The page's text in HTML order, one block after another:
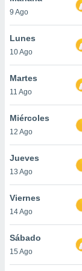
y
en
más
de
cookies
aceptar
9 Ago
Lunes
10 Ago
Martes
11 Ago
Miércoles
12 Ago
Jueves
13 Ago
Viernes
14 Ago
Sábado
15 Ago